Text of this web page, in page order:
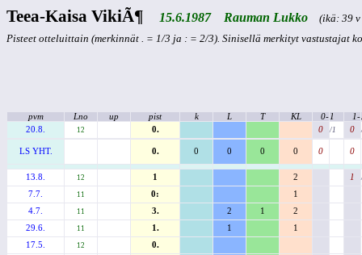
Teea-Kaisa VikiÃ¶ 15.6.1987 Rauman Lukko
(ikä: 39 v
Pisteet otteluittain (merkinnät . = 1/3 ja : = 2/3). Sinisellä merkityt vastustajat
pvm Lno up pist k L T KL 0-1 1-
20.8.
12 0. 0 /1 0
LS YHT. 0. 0 0 0 0 0 0
13.8. 12 1 2 1
7.7. 11 0:
1
4.7.
11 3. 2 1
2
29.6.
11 1. 1
1
17.5.
12
0.